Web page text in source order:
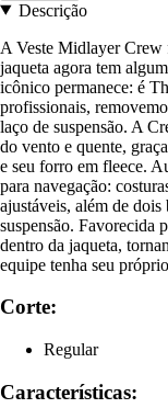
Descrição
A Veste Midlayer Crew
jaqueta agora tem
icônico permanece: é
profissionais,
laço de suspensão. A
do vento e quente,
e seu forro em fleece.
para navegação:
ajustáveis, além de
suspensão. Favorecida
dentro da jaqueta,
equipe tenha seu
Corte:
Regular
Características: